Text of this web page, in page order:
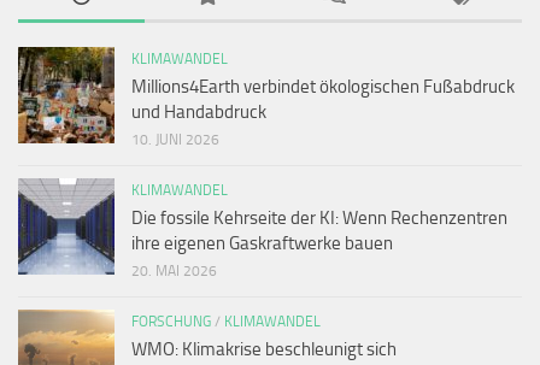
KLIMAWANDEL
Millions4Earth verbindet ökologischen Fußabdruck
und Handabdruck
10. JUNI 2026
KLIMAWANDEL
Die fossile Kehrseite der KI: Wenn Rechenzentren
ihre eigenen Gaskraftwerke bauen
20. MAI 2026
FORSCHUNG / KLIMAWANDEL
WMO: Klimakrise beschleunigt sich